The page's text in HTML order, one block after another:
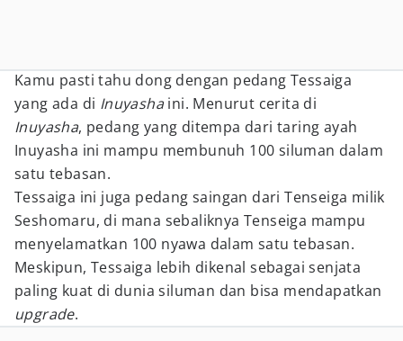
Kamu pasti tahu dong dengan pedang Tessaiga
yang ada di Inuyashaini. Menurut cerita di
Inuyasha, pedang yang ditempa dari taring ayah
Inuyasha ini mampu membunuh 100 siluman dalam
satu tebasan.
Tessaiga ini juga pedang saingan dari Tenseiga milik
Seshomaru, di mana sebaliknya Tenseiga mampu
menyelamatkan 100 nyawa dalam satu tebasan.
Meskipun, Tessaiga lebih dikenal sebagai senjata
paling kuat di dunia siluman dan bisa mendapatkan
upgrade.